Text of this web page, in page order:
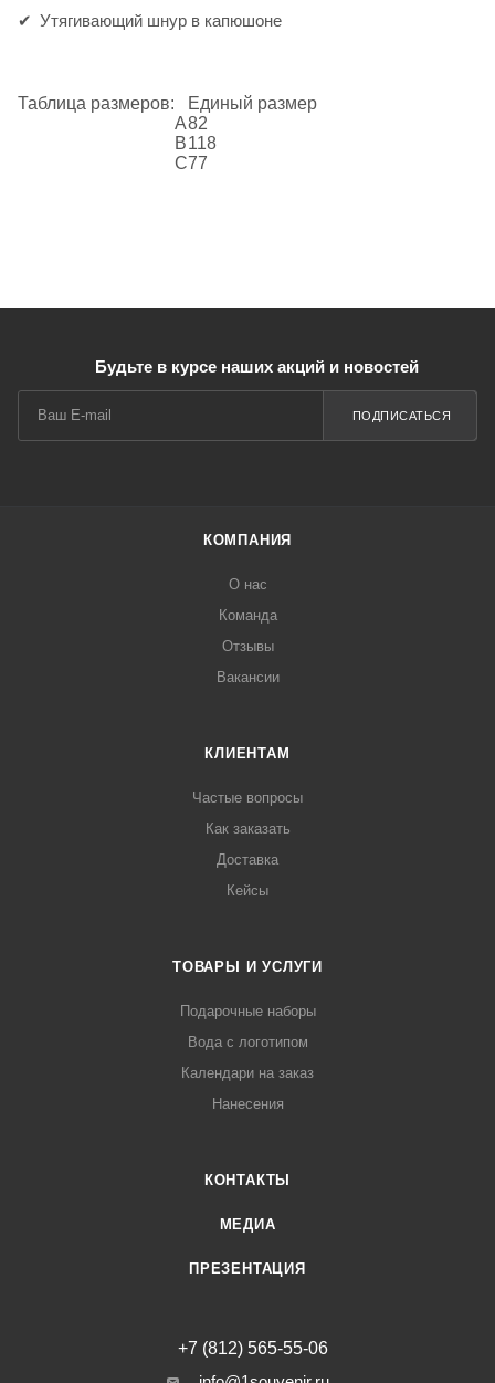
Утягивающий шнур в капюшоне
Таблица размеров:
Единый размер
А82
B118
C77
Будьте в курсе наших акций и новостей
ПОДПИСАТЬСЯ
КОМПАНИЯ
О нас
Команда
Отзывы
Вакансии
КЛИЕНТАМ
Частые вопросы
Как заказать
Доставка
Кейсы
ТОВАРЫ И УСЛУГИ
Подарочные наборы
Вода с логотипом
Календари на заказ
Нанесения
КОНТАКТЫ
МЕДИА
ПРЕЗЕНТАЦИЯ
+7 (812) 565-55-06